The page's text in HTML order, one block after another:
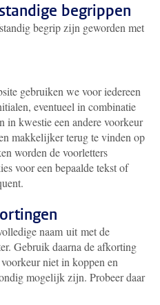
begrippen
begrip zijn geworden met
gebruiken we voor iedereen
eventueel in combinatie
in kwestie een andere voorkeur
makkelijker terug te vinden op
worden de voorletters
voor een bepaalde tekst of
naam uit met de
Gebruik daarna de afkorting
niet in koppen en
mogelijk zijn. Probeer daar